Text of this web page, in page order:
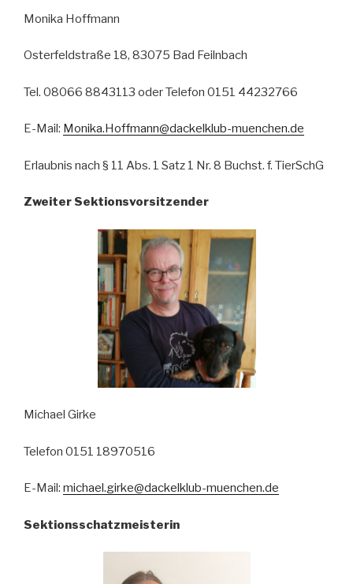
Monika Hoffmann
Osterfeldstraße 18, 83075 Bad Feilnbach
Tel. 08066 8843113 oder Telefon 0151 44232766
E-Mail: Monika.Hoffmann@dackelklub-muenchen.de
Erlaubnis nach § 11 Abs. 1 Satz 1 Nr. 8 Buchst. f. TierSchG
Zweiter Sektionsvorsitzender
Michael Girke
Telefon 0151 18970516
E-Mail: michael.girke@dackelklub-muenchen.de
Sektionsschatzmeisterin